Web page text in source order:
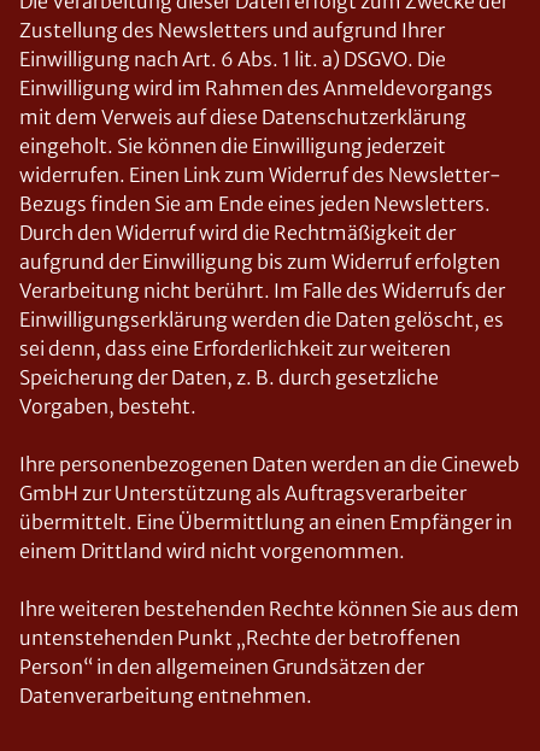
Zustellung des Newsletters und aufgrund Ihrer
Einwilligung nach Art. 6 Abs. 1 lit. a) DSGVO. Die
Einwilligung wird im Rahmen des Anmeldevorgangs
mit dem Verweis auf diese Datenschutzerklärung
eingeholt. Sie können die Einwilligung jederzeit
widerrufen. Einen Link zum Widerruf des Newsletter-
Bezugs finden Sie am Ende eines jeden Newsletters.
Durch den Widerruf wird die Rechtmäßigkeit der
aufgrund der Einwilligung bis zum Widerruf erfolgten
Verarbeitung nicht berührt. Im Falle des Widerrufs der
Einwilligungserklärung werden die Daten gelöscht, es
sei denn, dass eine Erforderlichkeit zur weiteren
Speicherung der Daten, z. B. durch gesetzliche
Vorgaben, besteht.
Ihre personenbezogenen Daten werden an die Cineweb
GmbH zur Unterstützung als Auftragsverarbeiter
übermittelt. Eine Übermittlung an einen Empfänger in
einem Drittland wird nicht vorgenommen.
Ihre weiteren bestehenden Rechte können Sie aus dem
untenstehenden Punkt „Rechte der betroffenen
Person“ in den allgemeinen Grundsätzen der
Datenverarbeitung entnehmen.